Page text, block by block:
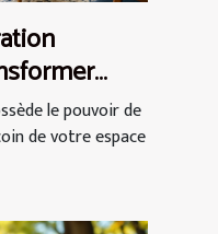
?
le pouvoir de
de votre espace